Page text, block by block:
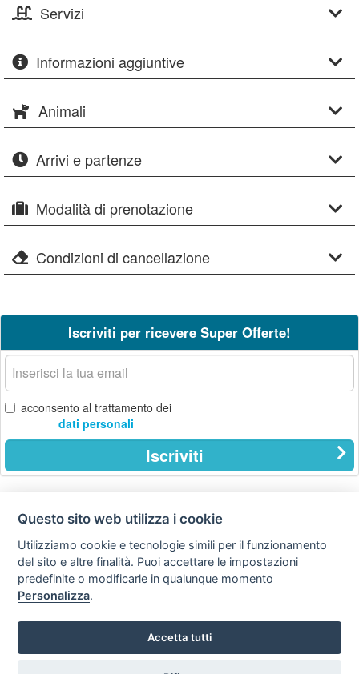
Servizi
Informazioni aggiuntive
Animali
Arrivi e partenze
Modalità di prenotazione
Condizioni di cancellazione
Iscriviti per ricevere Super Offerte!
La
tua
email
acconsento al trattamento dei
dati personali
Iscriviti
Condizioni
Privacy
Preferenze cookie
Copyright © Tutti i diritti sono riservati
Questo sito web utilizza i cookie
Utilizziamo cookie e tecnologie simili per il funzionamento
del sito e altre finalità. Puoi accettare le impostazioni
predefinite o modificarle in qualunque momento
Personalizza.
Accetta tutti